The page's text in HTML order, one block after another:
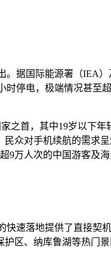
据国际能源署（IEA
停电，极端情况甚至
之首，其中19岁以下
众对手机续航的需求
万人次的中国游客及
速落地提供了直接契
区、纳库鲁湖等热门